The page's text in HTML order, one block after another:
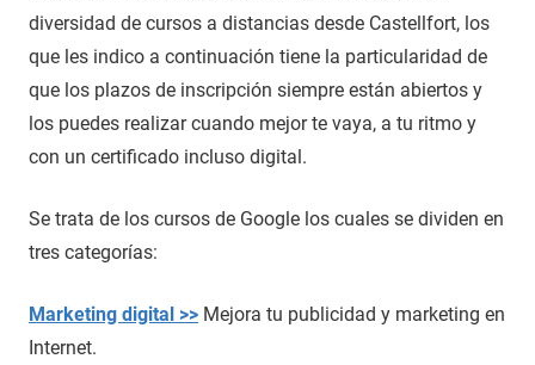
diversidad de cursos a distancias desde Castellfort, los
que les indico a continuación tiene la particularidad de
que los plazos de inscripción siempre están abiertos y
los puedes realizar cuando mejor te vaya, a tu ritmo y
con un certificado incluso digital.
Se trata de los cursos de Google los cuales se dividen en
tres categorías:
Marketing digital >> Mejora tu publicidad y marketing en
Internet.